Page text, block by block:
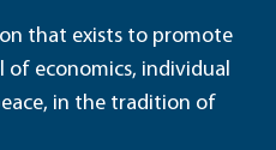
that exists to promote
of economics, individual
in the tradition of